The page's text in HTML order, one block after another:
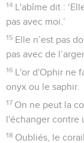
14 L'abîme dit :
pas avec moi.’
15 Elle n’est pas
pas avec de
16 L'or d'Ophir ne
onyx ou le saphir.
17 On ne peut la
l'échanger contre
18 Oubliés, le